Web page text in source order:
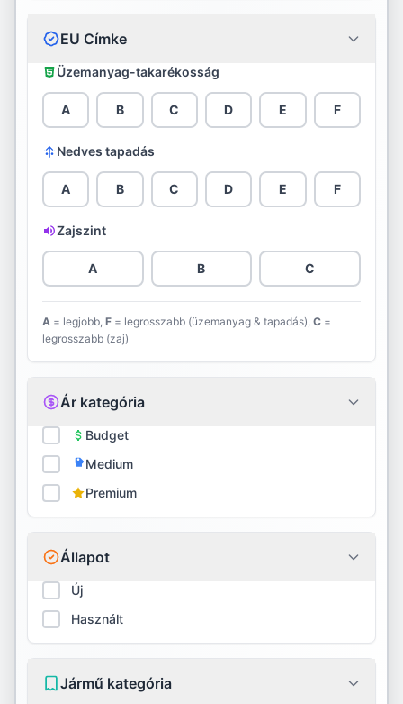
Cooper
Davanti
Debica
Diamondback
Diplomat
Double Star
Dunlop
Evergreen
Fortune
GITI
Goodride
EU Címke
Üzemanyag-takarékosság
A B C D E F
Nedves tapadás
A B C D E F
Zajszint
A B C
A = legjobb, F = legrosszabb (üzemanyag & tapadás), C =
legrosszabb (zaj)
Ár kategória
Budget
Medium
Premium
Állapot
Új
Használt
Jármű kategória